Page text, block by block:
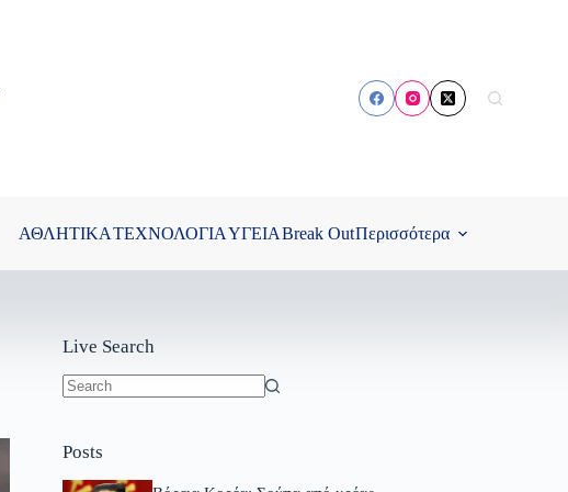
ΑΘΛΗΤΙΚΑΤΕΧΝΟΛΟΓΙΑΥΓΕΙΑBreak OutΠερισσότερα
Live Search
Posts